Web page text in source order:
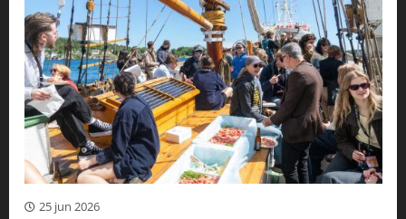
25 jun 2026